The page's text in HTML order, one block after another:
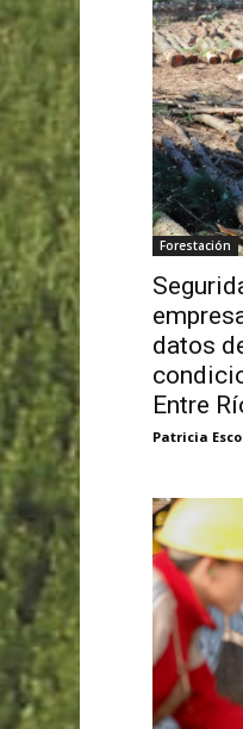
Forestación
datos
Entre
Patricia